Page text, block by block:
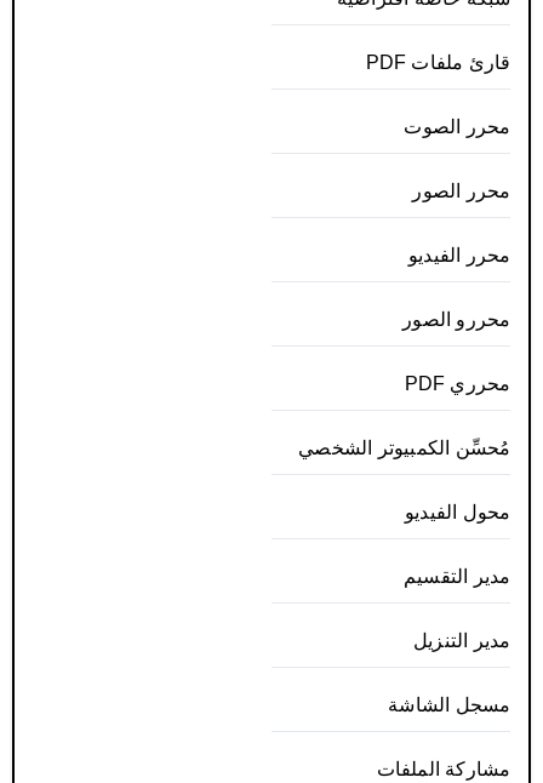
قارئ ملفات PDF
محرر الصوت
محرر الصور
محرر الفيديو
محررو الصور
محرري PDF
مُحسِّن الكمبيوتر الشخصي
محول الفيديو
مدير التقسيم
مدير التنزيل
مسجل الشاشة
مشاركة الملفات